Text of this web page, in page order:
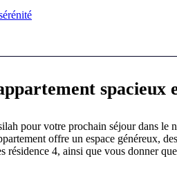
pour votre prochain séjour dans
offre un espace généreux,
résidence 4, ainsi que vous donner